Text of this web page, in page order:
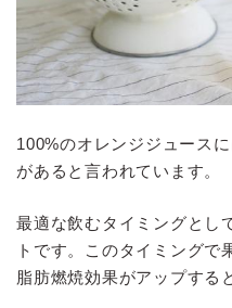
100%のオレンジジュース
があると言われています。
最適な飲むタイミングとし
トです。このタイミングで
脂肪燃焼効果がアップする